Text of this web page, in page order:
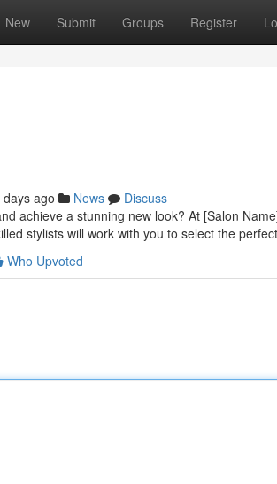
New Submit Groups Register
ago News
Discuss
achieve a stunning new look? At [Salon
stylists will work with you to select the perfect
Who Upvoted